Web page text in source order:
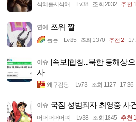
식혜를시식해 Lv.38 조회 2032 추천 1
연예 쯔위 짤
뇸뇸 Lv.85 조회 1370 추천 2
이슈 [속보]합참...북한 동해상
사
왜구김당 Lv.73 조회 1127 17:36
이슈 국짐 성범죄자 최영중 사
머머머머머며 Lv.38 조회 1845 추천 1